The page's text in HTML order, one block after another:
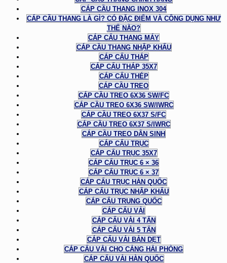
CÁP CẦU THANG INOX 304
CÁP CẦU THANG LÀ GÌ? CÓ ĐẶC ĐIỂM VÀ CÔNG DỤNG NHƯ
THẾ NÀO?
CÁP CẨU THANG MÁY
CÁP CẦU THANG NHẬP KHẨU
CÁP CẨU THÁP
CÁP CẨU THÁP 35X7
CÁP CẨU THÉP
CÁP CẦU TREO
CÁP CẦU TREO 6X36 SW/FC
CÁP CẦU TREO 6X36 SW/IWRC
CÁP CẦU TREO 6X37 S/FC
CÁP CẦU TREO 6X37 S/IWRC
CÁP CẦU TREO DÂN SINH
CÁP CẨU TRỤC
CÁP CẨU TRỤC 35X7
CÁP CẨU TRỤC 6 × 36
CÁP CẨU TRỤC 6 × 37
CÁP CẨU TRỤC HÀN QUỐC
CÁP CẨU TRỤC NHẬP KHẨU
CÁP CẨU TRUNG QUỐC
CÁP CẨU VẢI
CÁP CẨU VẢI 4 TẤN
CÁP CẨU VẢI 5 TẤN
CÁP CẨU VẢI BẢN DẸT
CÁP CẨU VẢI CHO CẢNG HẢI PHÒNG
CÁP CẨU VẢI HÀN QUỐC